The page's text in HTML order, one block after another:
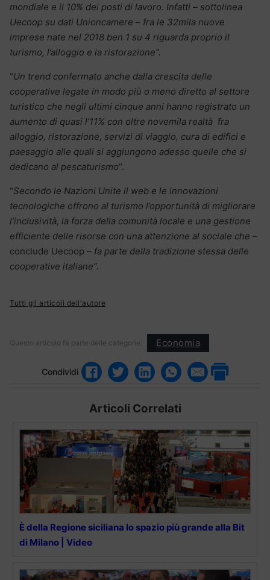
mondiale e il 10% dei posti di lavoro. Infatti – sottolinea
Uecoop su dati Unioncamere – fra le 32mila nuove
imprese nate nel 2018 ben 1 su 4 riguarda proprio il
turismo, l’alloggio e la ristorazione”.
“Un trend confermato anche dalla crescita delle
cooperative legate in modo più o meno diretto al settore
turistico che negli ultimi cinque anni hanno registrato un
aumento di quasi l’11% con oltre novemila realtà fra
alloggio, ristorazione, servizi di viaggio, cura di edifici e
paesaggio alle quali si aggiungono adesso quelle che si
dedicano al pescaturismo“.
“Secondo le Nazioni Unite il web e le innovazioni
tecnologiche offrono al turismo l’opportunità di migliorare
l’inclusività, la forza della comunità locale e una gestione
efficiente delle risorse con una attenzione al sociale che –
conclude Uecoop – fa parte della tradizione stessa delle
cooperative italiane”.
Tutti gli articoli dell'autore
Questo articolo fa parte delle categorie: Economia
Condividi
Articoli Correlati
È della Regione siciliana lo spazio più grande alla Bit
di Milano | Video